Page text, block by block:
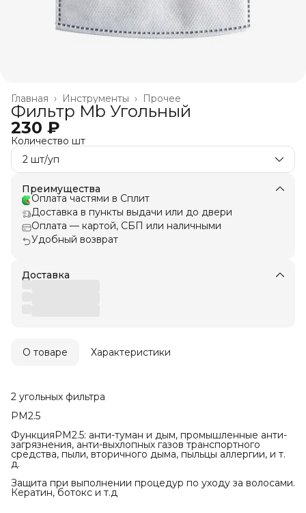
Прочее
Инструменты ›
Главная ›
Фильтр Mb Угольный
230 ₽
Количество шт
2 шт/уп
Преимущества
Оплата частями в Сплит
Доставка в пункты выдачи или до двери
Оплата — картой, СБП или наличными
Удобный возврат
Доставка
О товаре Характеристики
2 угольных фильтра
PM2.5
ФункцияPM2.5: анти-туман и дым, промышленные анти-
загрязнения, анти-выхлопных газов транспортного
средства, пыли, вторичного дыма, пыльцы аллергии, и т.
д.
Защита при выполнении процедур по уходу за волосами.
Кератин, ботокс и т.д